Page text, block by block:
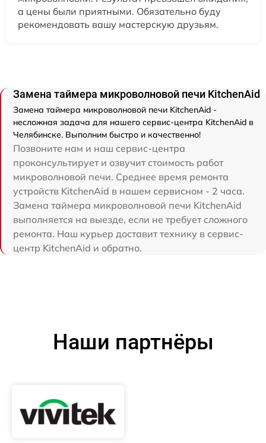
а цены были приятными. Обязательно буду
рекомендовать вашу мастерскую друзьям.
Замена таймера микроволновой печи KitchenAid
Замена таймера микроволновой печи KitchenAid -
несложная задача для нашего сервис-центра KitchenAid в
Челябинске. Выполним быстро и качественно!
Позвоните нам и наш сервис-центра
проконсультирует и озвучит стоимость работ
микроволновой печи. Среднее время ремонта
устройств KitchenAid в нашем сервисном - 2 часа.
Замена таймера микроволновой печи KitchenAid
выполняется на выезде, если не требует сложного
ремонта. Наш курьер доставит технику в сервис-
центр KitchenAid и обратно.
Наши партнёры